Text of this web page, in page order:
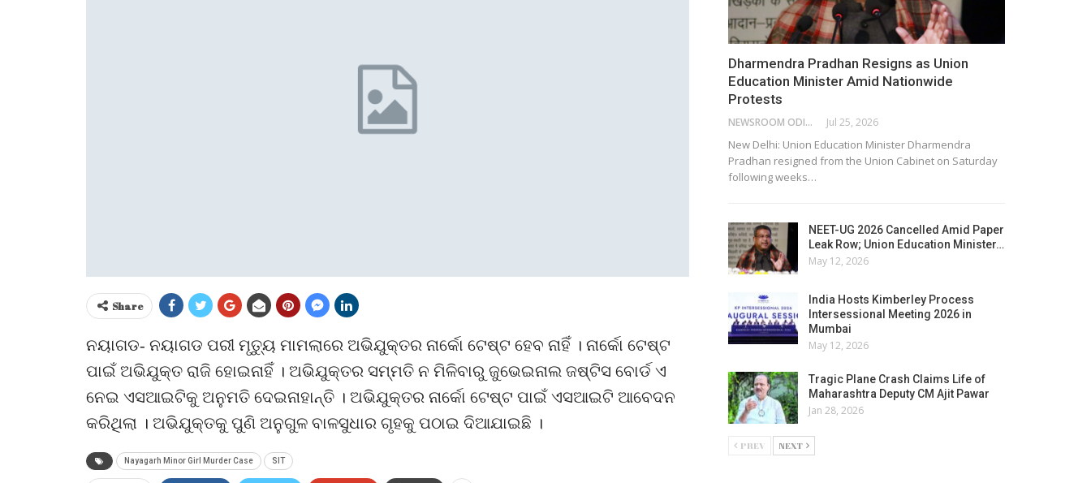
Share
ନୟାଗଡ- ନୟାଗଡ ପରୀ ମୃତ୍ୟୁ ମାମଲାରେ ଅଭିଯୁକ୍ତର ନାର୍କୋ ଟେଷ୍ଟ ହେବ ନାହିଁ । ନାର୍କୋ ଟେଷ୍ଟ
ପାଇଁ ଅଭିଯୁକ୍ତ ରାଜି ହୋଇନାହିଁ । ଅଭିଯୁକ୍ତର ସମ୍ମତି ନ ମିଳିବାରୁ ଜୁଭେଇନାଲ ଜଷ୍ଟିସ ବୋର୍ଡ ଏ
ନେଇ ଏସଆଇଟିକୁ ଅନୁମତି ଦେଇନାହାନ୍ତି । ଅଭିଯୁକ୍ତର ନାର୍କୋ ଟେଷ୍ଟ ପାଇଁ ଏସଆଇଟି ଆବେଦନ
କରିଥିଲା । ଅଭିଯୁକ୍ତକୁ ପୁଣି ଅନୁଗୁଳ ବାଳସୁଧାର ଗୃହକୁ ପଠାଇ ଦିଆଯାଇଛି ।
Nayagarh Minor Girl Murder Case SIT
Dharmendra Pradhan Resigns as Union
Education Minister Amid Nationwide
Protests
NEWSROOM ODISHA NETWORK Jul 25, 2026
New Delhi: Union Education Minister Dharmendra
Pradhan resigned from the Union Cabinet on Saturday
following weeks…
NEET-UG 2026 Cancelled Amid Paper
Leak Row; Union Education Minister…
May 12, 2026
India Hosts Kimberley Process
Intersessional Meeting 2026 in
Mumbai
May 12, 2026
Tragic Plane Crash Claims Life of
Maharashtra Deputy CM Ajit Pawar
Jan 28, 2026
PREV NEXT